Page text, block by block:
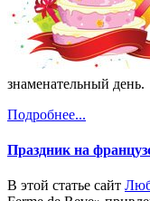
знаменательный день.
Подробнее...
Праздник на
В этой статье сайт